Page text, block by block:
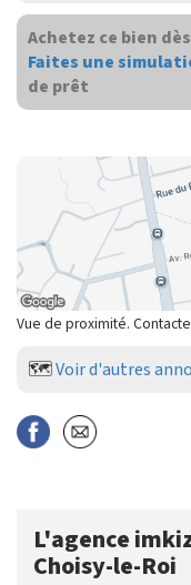
Achetez ce bien dès
Faites une
de prêt
Vue de proximité.
🗺️Voir d'autres
L'agence
Choisy-le-Roi